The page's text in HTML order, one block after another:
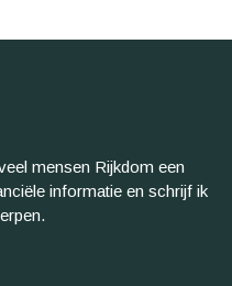
mensen Rijkdom een
informatie en schrijf ik